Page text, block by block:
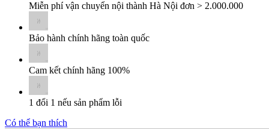
Miễn phí vận chuyển nội thành Hà Nội đơn > 2.000.000
Bảo hành chính hãng toàn quốc
Cam kết chính hãng 100%
1 đổi 1 nếu sản phẩm lỗi
Có thể bạn thích